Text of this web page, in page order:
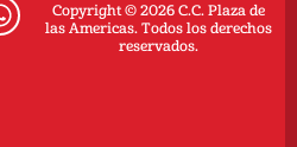
Copyright © 2026 C.C. Plaza de
las Americas. Todos los derechos
reservados.